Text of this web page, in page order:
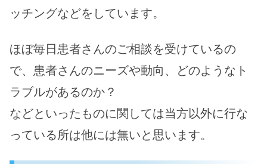
ッチングなどをしています。
ほぼ毎日患者さんのご相談を受けているの
で、患者さんのニーズや動向、どのようなト
ラブルがあるのか？
などといったものに関しては当方以外に行な
っている所は他には無いと思います。